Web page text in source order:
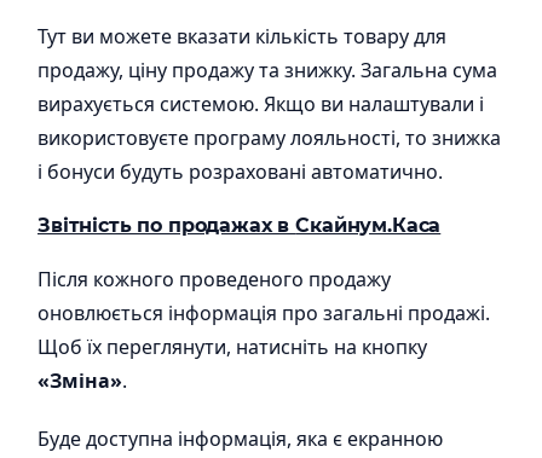
Тут ви можете вказати кількість товару для
продажу, ціну продажу та знижку. Загальна сума
вирахується системою. Якщо ви налаштували і
використовуєте програму лояльності, то знижка
і бонуси будуть розраховані автоматично.
Звітність по продажах вСкайнум.Каса
Після кожного проведеного продажу
оновлюється інформація про загальні продажі.
Щоб їх переглянути, натисніть на кнопку
«Зміна».
Буде доступна інформація, яка є екранною